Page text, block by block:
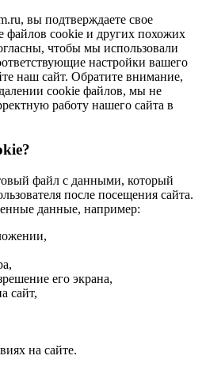
вы подтверждаете свое
файлов cookie и других похожих
чтобы мы использовали
настройки вашего
наш сайт. Обратите внимание,
cookie файлов, мы не
работу нашего сайта в
файл с данными, который
после посещения сайта.
данные, например:
его экрана,
сайт,
на сайте.